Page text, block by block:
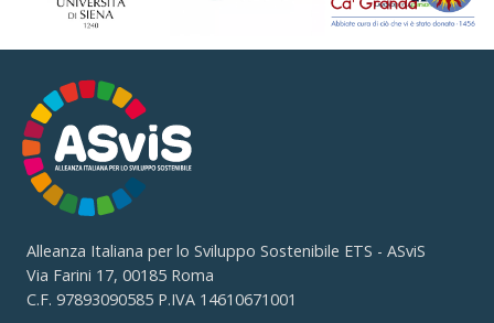
Alleanza Italiana per lo Sviluppo Sostenibile ETS - ASviS
Via Farini 17, 00185 Roma
C.F. 97893090585 P.IVA 14610671001